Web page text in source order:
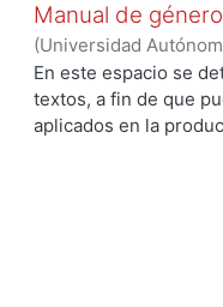
Manual de
(Universidad
Sociales y
Alegría de la Colina,
Rosaura;Herrera,
En este espacio se
textos, a fin de que
aplicados en la